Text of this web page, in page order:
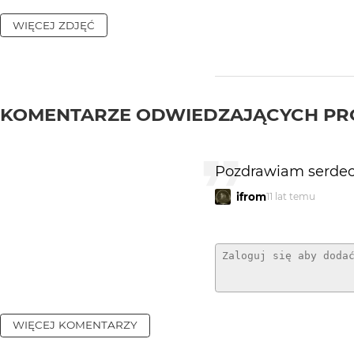
WIĘCEJ ZDJĘĆ
KOMENTARZE ODWIEDZAJĄCYCH
Pozdrawiam
ifrom11 lat temu
WIĘCEJ KOMENTARZY